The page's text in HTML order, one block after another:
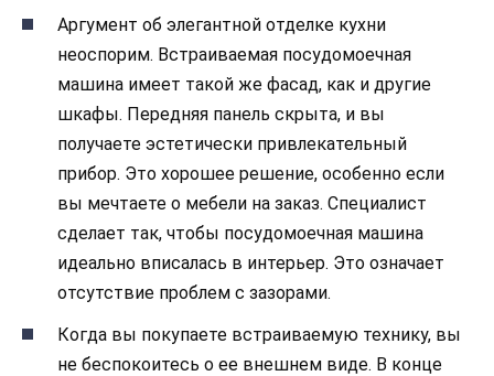
Аргумент об элегантной отделке кухни
неоспорим. Встраиваемая посудомоечная
машина имеет такой же фасад, как и другие
шкафы. Передняя панель скрыта, и вы
получаете эстетически привлекательный
прибор. Это хорошее решение, особенно если
вы мечтаете о мебели на заказ. Специалист
сделает так, чтобы посудомоечная машина
идеально вписалась в интерьер. Это означает
отсутствие проблем с зазорами.
Когда вы покупаете встраиваемую технику, вы
не беспокоитесь о ее внешнем виде. В конце